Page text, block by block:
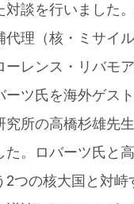
対談を行いました
代理（核・ミサイ
ーレンス・リバモ
ーツ氏を海外ゲス
究所の高橋杉雄先
た。ロバーツ氏と
2つの核大国と対